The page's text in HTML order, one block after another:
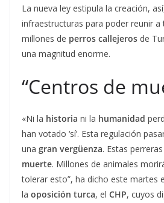
La nueva ley estipula la creación,
infraestructuras para poder reunir
millones de perros callejeros de
una magnitud enorme.
“Centros de
«Ni la historia ni la humanidad
han votado ‘sí’. Esta regulación
una gran vergüenza. Estas
muerte. Millones de animales
tolerar esto”, ha dicho este martes
la oposición turca, el CHP, cuyos